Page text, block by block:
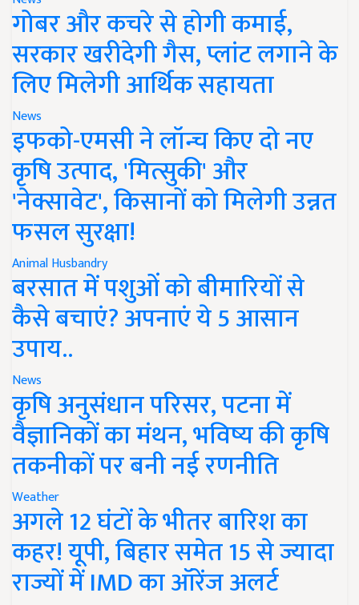
गोबर और कचरे से होगी कमाई,
सरकार खरीदेगी गैस, प्लांट लगाने के
लिए मिलेगी आर्थिक सहायता
News
इफको-एमसी ने लॉन्च किए दो नए
कृषि उत्पाद, 'मित्सुकी' और
'नेक्सावेट', किसानों को मिलेगी उन्नत
फसल सुरक्षा!
Animal Husbandry
बरसात में पशुओं को बीमारियों से
कैसे बचाएं? अपनाएं ये 5 आसान
उपाय..
News
कृषि अनुसंधान परिसर, पटना में
वैज्ञानिकों का मंथन, भविष्य की कृषि
तकनीकों पर बनी नई रणनीति
Weather
अगले 12 घंटों के भीतर बारिश का
कहर! यूपी, बिहार समेत 15 से ज्यादा
राज्यों में IMD का ऑरेंज अलर्ट